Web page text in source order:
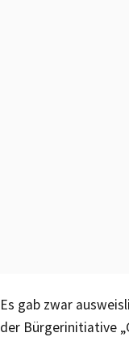
Es gab zwar
der Bürgerinitiative